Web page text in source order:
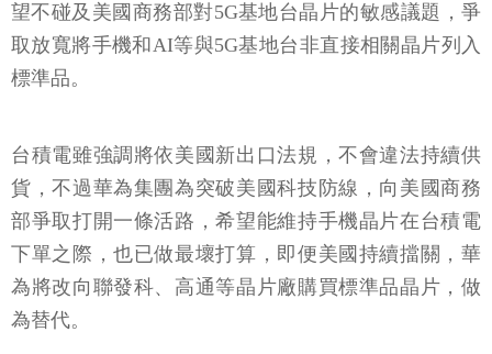
望不碰及美國商務部對5G基地台晶片的敏感議題，爭
取放寬將手機和AI等與5G基地台非直接相關晶片列入
標準品。
台積電雖強調將依美國新出口法規，不會違法持續供
貨，不過華為集團為突破美國科技防線，向美國商務
部爭取打開一條活路，希望能維持手機晶片在台積電
下單之際，也已做最壞打算，即便美國持續擋關，華
為將改向聯發科、高通等晶片廠購買標準品晶片，做
為替代。